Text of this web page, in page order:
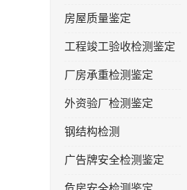
房屋质量鉴定
工程竣工验收检测鉴定
厂房承重检测鉴定
外资验厂检测鉴定
钢结构检测
广告牌安全检测鉴定